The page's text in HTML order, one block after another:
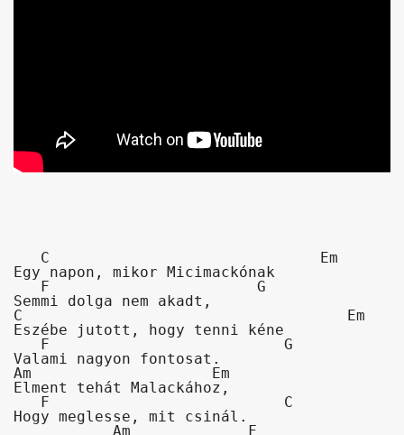
Egy napon, mikor Micimackónak
Semmi dolga nem akadt,
C                                    Em
Eszébe jutott, hogy tenni kéne
Valami nagyon fontosat.
Am                    Em
Elment tehát Malackához,
Hogy meglesse, mit csinál.